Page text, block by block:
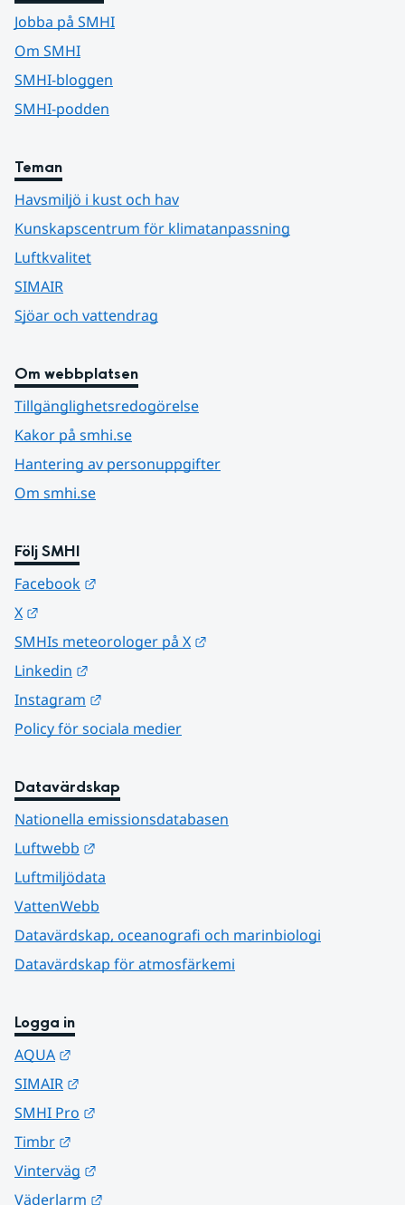
Jobba på SMHI
Om SMHI
SMHI-bloggen
SMHI-podden
Teman
Havsmiljö i kust och hav
Kunskapscentrum för klimatanpassning
Luftkvalitet
SIMAIR
Sjöar och vattendrag
Om webbplatsen
Tillgänglighetsredogörelse
Kakor på smhi.se
Hantering av personuppgifter
Om smhi.se
Följ SMHI
Facebook
X
SMHIs meteorologer på X
Linkedin
Instagram
Policy för sociala medier
Datavärdskap
Nationella emissionsdatabasen
Luftwebb
Luftmiljödata
VattenWebb
Datavärdskap, oceanografi och marinbiologi
Datavärdskap för atmosfärkemi
Logga in
AQUA
SIMAIR
SMHI Pro
Timbr
Vinterväg
Väderlarm